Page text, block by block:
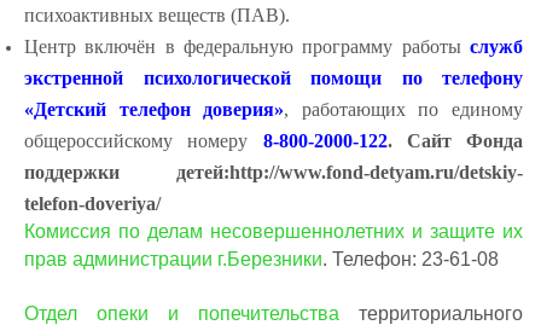
психоактивных веществ (ПАВ).
Центр включён в федеральную программу работы служб
экстренной психологической помощи по телефону
«Детский телефон доверия», работающих по единому
общероссийскому номеру
8-800-2000-122. Сайт Фонда
поддержки детей:http://www.fond-detyam.ru/detskiy-
telefon-doveriya/
Комиссия по делам несовершеннолетних и защите их
прав администрации г.Березники. Телефон: 23-61-08
Отдел опеки и попечительства территориального